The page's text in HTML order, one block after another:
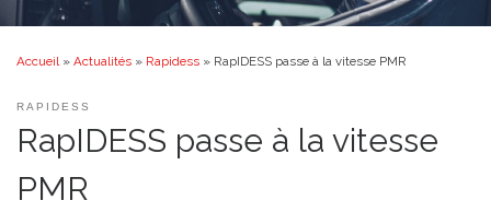
Accueil » Actualités » Rapidess » RapIDESS passe à la vitesse PMR
RAPIDESS
RapIDESS passe à la vitesse
PMR